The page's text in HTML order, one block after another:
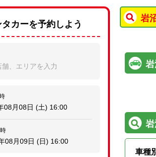
岩
車種
タカーを予約しよう
舗、エリアを入力
08月08日 (土) 16:00
08月09日 (日) 16:00